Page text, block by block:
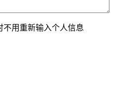
不用重新输入个人信息